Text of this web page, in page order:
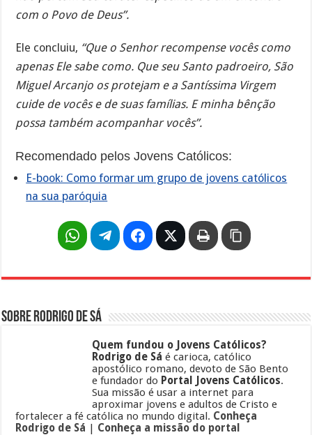
com o Povo de Deus”.
Ele concluiu, “Que o Senhor recompense vocês como
apenas Ele sabe como. Que seu Santo padroeiro, São
Miguel Arcanjo os protejam e a Santíssima Virgem
cuide de vocês e de suas famílias. E minha bênção
possa também acompanhar vocês”.
Recomendado pelos Jovens Católicos:
E-book: Como formar um grupo de jovens católicos
na sua paróquia
Sobre Rodrigo de Sá
Quem fundou o Jovens Católicos?
Rodrigo de Sá é carioca, católico
apostólico romano, devoto de São Bento
e fundador do Portal Jovens Católicos.
Sua missão é usar a internet para
aproximar jovens e adultos de Cristo e
fortalecer a fé católica no mundo digital. Conheça
Rodrigo de Sá | Conheça a missão do portal